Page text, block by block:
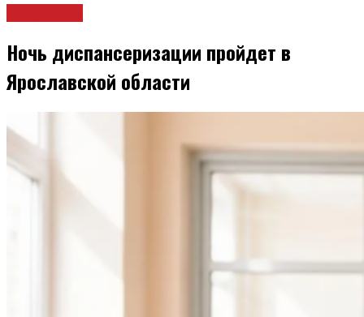
Ночь диспансеризации пройдет в
Ярославской области